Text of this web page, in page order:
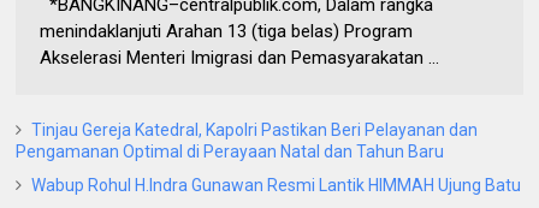
*BANGKINANG–centralpublik.com, Dalam rangka
menindaklanjuti Arahan 13 (tiga belas) Program
Akselerasi Menteri Imigrasi dan Pemasyarakatan ...
Tinjau Gereja Katedral, Kapolri Pastikan Beri Pelayanan dan
Pengamanan Optimal di Perayaan Natal dan Tahun Baru
Wabup Rohul H.Indra Gunawan Resmi Lantik HIMMAH Ujung Batu